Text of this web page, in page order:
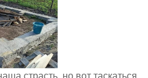
страсть, но вот таскаться